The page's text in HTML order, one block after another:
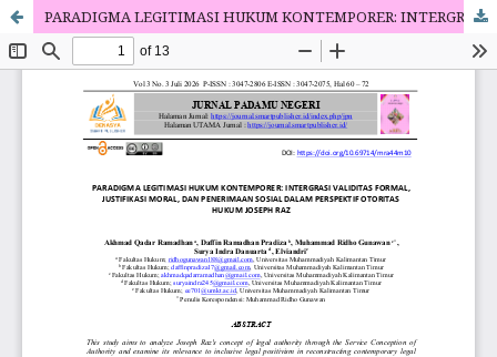
PARADIGMA LEGITIMASI HUKUM KONTEMPORER: INTERGRASI VALIDITAS FORMAL, JUSTIFIKASI MORAL, DAN PENERIMAAN SOSIAL DALAM PERSPEKTIF OTORITAS HUKUM JOSEPH RAZ